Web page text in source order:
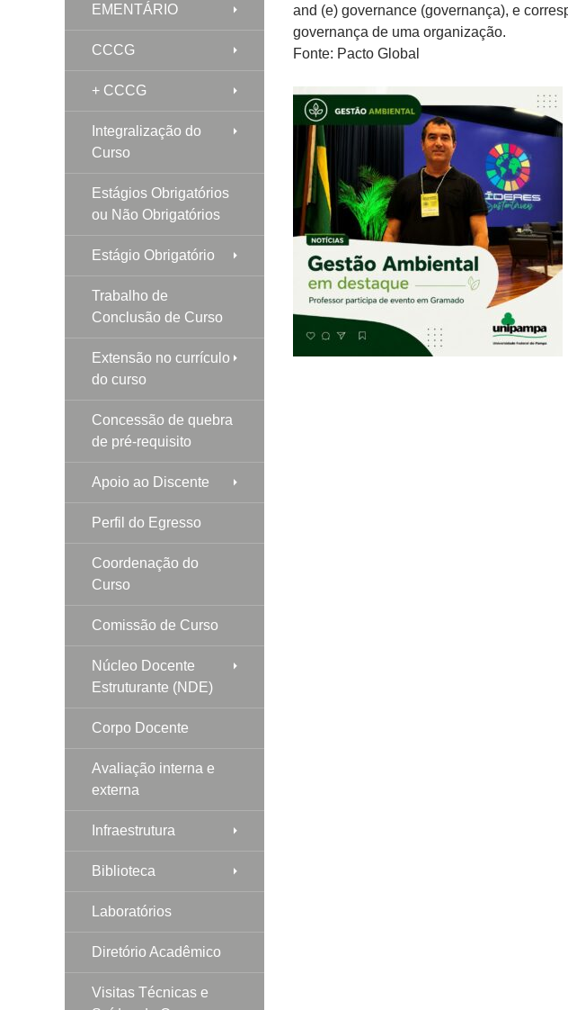
and (e) governance (governança), e
governança de uma organização.
Fonte: Pacto Global
EMENTÁRIO
CCCG
+ CCCG
Integralização do
Curso
Estágios Obrigatórios
ou Não Obrigatórios
Estágio Obrigatório
Trabalho de
Conclusão de Curso
Extensão no currículo
do curso
Concessão de quebra
de pré-requisito
Apoio ao Discente
Perfil do Egresso
Coordenação do
Curso
Comissão de Curso
Núcleo Docente
Estruturante (NDE)
Corpo Docente
Avaliação interna e
externa
Infraestrutura
Biblioteca
Laboratórios
Diretório Acadêmico
Visitas Técnicas e